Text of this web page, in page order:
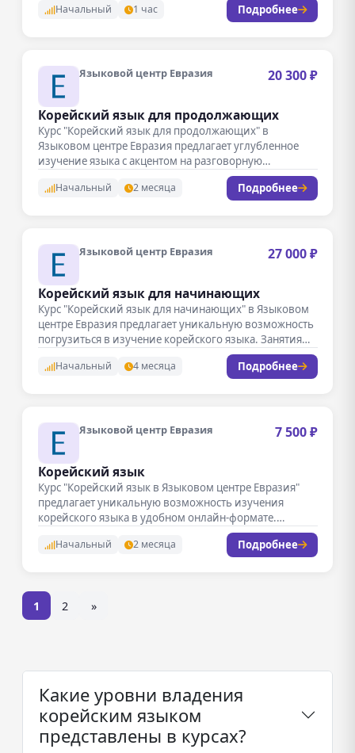
Начальный 1 час Подробнее
Языковой центр Евразия 20 300 ₽
Корейский язык для продолжающих
Курс "Корейский язык для продолжающих" в
Языковом центре Евразия предлагает углубленное
изучение языка с акцентом на разговорную
Начальный 2 месяца Подробнее
Языковой центр Евразия 27 000 ₽
Корейский язык для начинающих
Курс "Корейский язык для начинающих" в Языковом
центре Евразия предлагает уникальную возможность
погрузиться в изучение корейского языка. Занятия…
Начальный 4 месяца Подробнее
Языковой центр Евразия 7 500 ₽
Корейский язык
Курс "Корейский язык в Языковом центре Евразия"
предлагает уникальную возможность изучения
корейского языка в удобном онлайн-формате.
Начальный 2 месяца Подробнее
1 2 »
Какие уровни владения
корейским языком
представлены в курсах?